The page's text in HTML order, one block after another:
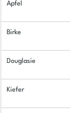
Apfel
Birke
​Douglasie
Kiefer